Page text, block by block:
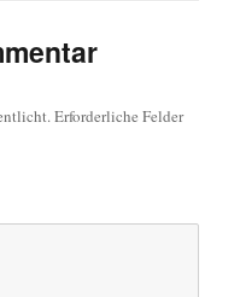
Erforderliche Felder